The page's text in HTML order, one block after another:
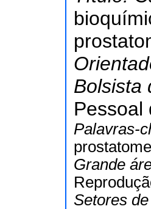
Bolsista
Pessoal
Palavras-
Grande
Setores